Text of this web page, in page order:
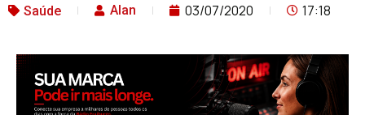
Saúde Alan 03/07/2020 17:18